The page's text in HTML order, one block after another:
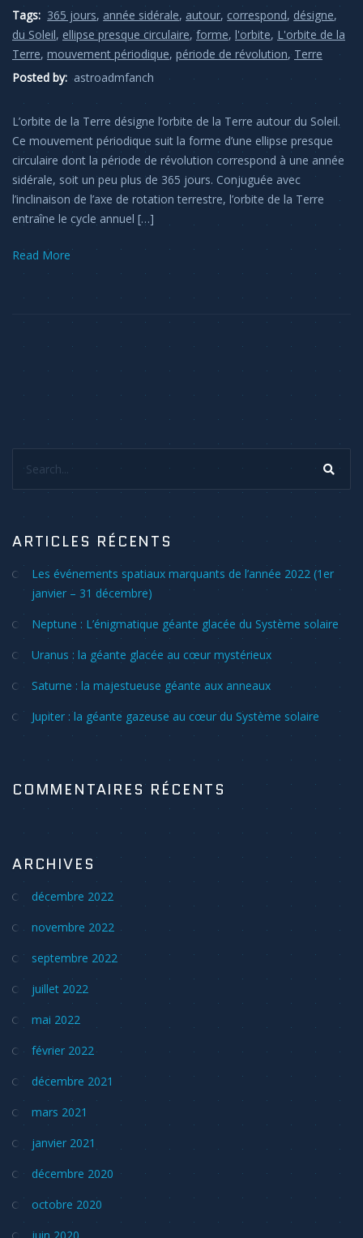
Tags: 365 jours, année sidérale, autour, correspond, désigne,
du Soleil, ellipse presque circulaire,forme, l'orbite, L'orbite de la
Terre, mouvement périodique, période de révolution, Terre
Posted by: astroadmfanch
L’orbite de la Terre désigne l’orbite de la Terre autour du Soleil.
Ce mouvement périodique suit la forme d’une ellipse presque
circulaire dont la période de révolution correspond à une année
sidérale, soit un peu plus de 365 jours. Conjuguée avec
l’inclinaison de l’axe de rotation terrestre, l’orbite de la Terre
entraîne le cycle annuel […]
Read More
ARTICLES RÉCENTS
Les événements spatiaux marquants de l’année 2022 (1er
janvier – 31 décembre)
Neptune : L’énigmatique géante glacée du Système solaire
Uranus : la géante glacée au cœur mystérieux
Saturne : la majestueuse géante aux anneaux
Jupiter : la géante gazeuse au cœur du Système solaire
COMMENTAIRES RÉCENTS
ARCHIVES
décembre 2022
novembre 2022
septembre 2022
juillet 2022
mai 2022
février 2022
décembre 2021
mars 2021
janvier 2021
décembre 2020
octobre 2020